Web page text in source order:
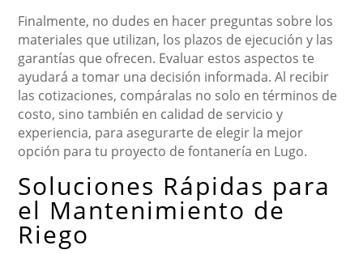
Finalmente, no dudes en hacer preguntas sobre los
materiales que utilizan, los plazos de ejecución y las
garantías que ofrecen. Evaluar estos aspectos te
ayudará a tomar una decisión informada. Al recibir
las cotizaciones, compáralas no solo en términos de
costo, sino también en calidad de servicio y
experiencia, para asegurarte de elegir la mejor
opción para tu proyecto de fontanería en Lugo.
Soluciones Rápidas para
el Mantenimiento de
Riego